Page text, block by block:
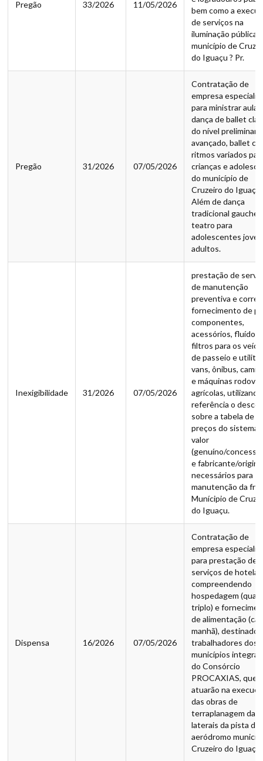
Pregão 33/2026 11/05/2026
bem como a
de serviços na
iluminação pública,
município de
do Iguaçu ? Pr.
Pregão 31/2026 07/05/2026
Contratação de
empresa
para ministrar
dança de ballet
do nível preliminar
avançado, ballet
ritmos variados
crianças e
do município de
Cruzeiro do Iguaçu.
Além de dança
tradicional
teatro para
adolescentes
adultos.
Inexigibilidade 31/2026 07/05/2026
prestação de
de manutenção
preventiva e
fornecimento de
componentes,
acessórios, fluídos
filtros para os
de passeio e
vans, ônibus,
e máquinas
agrícolas,
referência o
sobre a tabela de
preços do sistema
valor
(genuíno/
e fabricante/
necessários para
manutenção da
Munícipio de
do Iguaçu.
Dispensa 16/2026 07/05/2026
Contratação de
empresa
para prestação de
serviços de
compreendendo
hospedagem
triplo) e
de alimentação
manhã),
trabalhadores dos
municípios
do Consórcio
PROCAXIAS, que
atuarão na
das obras de
terraplanagem das
laterais da pista do
aeródromo
Cruzeiro do